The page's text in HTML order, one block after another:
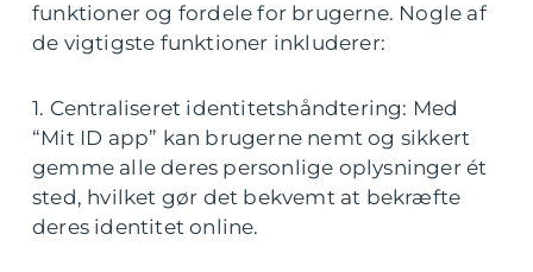
funktioner og fordele for brugerne. Nogle af
de vigtigste funktioner inkluderer:
1. Centraliseret identitetshåndtering: Med
“Mit ID app” kan brugerne nemt og sikkert
gemme alle deres personlige oplysninger ét
sted, hvilket gør det bekvemt at bekræfte
deres identitet online.